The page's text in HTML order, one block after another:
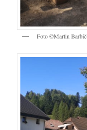
Foto ©Martin Barbič